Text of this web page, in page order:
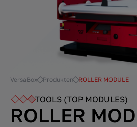
VersaBox Produkten ROLLER MODULE
TOOLS (TOP MODULES)
ROLLER